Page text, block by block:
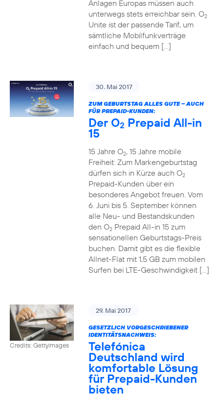
Anlagen Europas müssen auch
unterwegs stets erreichbar sein. O2
Unite ist der passende Tarif, um
sämtliche Mobilfunkverträge
einfach und bequem […]
30. Mai 2017
ZUM GEBURTSTAG ALLES GUTE – AUCH
FÜR PREPAID-KUNDEN:
Der O2 Prepaid All-in
15
15 Jahre O2, 15 Jahre mobile
Freiheit: Zum Markengeburtstag
dürfen sich in Kürze auch O2
Prepaid-Kunden über ein
besonderes Angebot freuen. Vom
6. Juni bis 5. September können
alle Neu- und Bestandskunden
den O2Prepaid All-in 15 zum
sensationellen Geburtstags-Preis
buchen. Damit gibt es die flexible
Allnet-Flat mit 1,5 GB zum mobilen
Surfen bei LTE-Geschwindigkeit […]
Credits: Gettyimages
29. Mai 2017
GESETZLICH VORGESCHRIEBENER
IDENTITÄTSNACHWEIS:
Telefónica
Deutschland wird
komfortable Lösung
für Prepaid-Kunden
bieten